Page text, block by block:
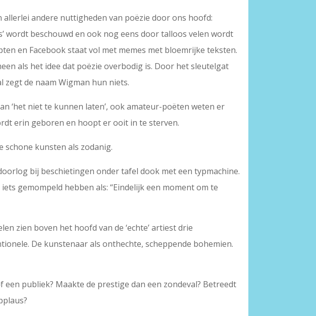
andere nuttigheden van poëzie door ons hoofd:
wordt beschouwd en ook nog eens door talloos velen wordt
en Facebook staat vol met memes met bloemrijke teksten.
als het idee dat poëzie overbodig is. Door het sleutelgat
de naam Wigman hun niets.
‘het niet te kunnen laten’, ook amateur-poëten weten er
erin geboren en hoopt er ooit in te sterven.
schone kunsten als zodanig.
bij beschietingen onder tafel dook met een typmachine.
gemompeld hebben als: “Eindelijk een moment om te
zien boven het hoofd van de ‘echte’ artiest drie
De kunstenaar als onthechte, scheppende bohemien.
publiek? Maakte de prestige dan een zondeval? Betreedt